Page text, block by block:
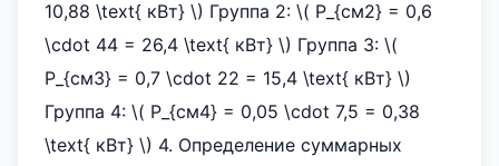
10,88 \text{ кВт} \) Группа 2: \( P_{см2} = 0,6
\cdot 44 = 26,4 \text{ кВт} \) Группа 3: \(
P_{см3} = 0,7 \cdot 22 = 15,4 \text{ кВт} \)
Группа 4: \( P_{см4} = 0,05 \cdot 7,5 = 0,38
\text{ кВт} \) 4. Определение суммарных